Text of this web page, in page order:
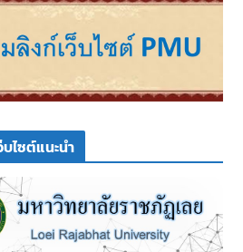
บไซต์แนะนำ